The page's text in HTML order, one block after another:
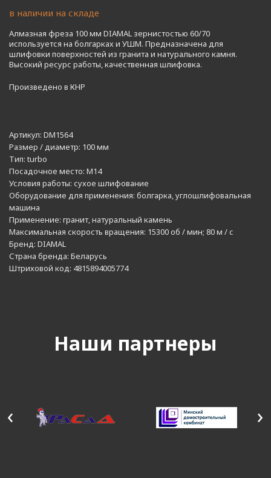
в наличии на складе
Алмазная фреза 100 мм DIAMAL зернистостью 60/70
используется на болгарках и УШМ. Предназначена для
шлифовки поверхностей из гранита и натурального камня.
Высокий ресурс работы, качественная шлифовка.
Произведено в КНР
Артикул: DM1564
Размер / диаметр: 100 мм
Тип: turbo
Посадочное место: M14
Условия работы: сухое шлифование
Оборудование для применения: болгарка, углошлифовальная
машина
Применение: гранит, натуральный камень
Максимальная скорость вращения: 15300 об / мин; 80 м / с
Бренд: DIAMAL
Страна бренда: Беларусь
Штриховой код: 4815894005774
Наши партнеры
‹ ›